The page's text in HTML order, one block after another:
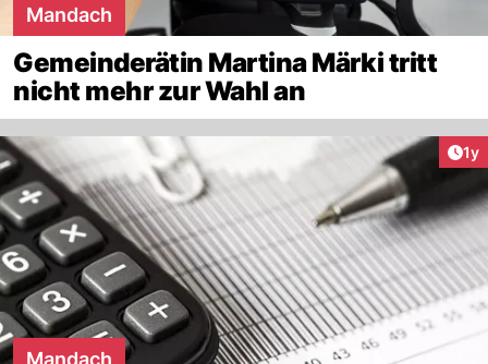
Mandach
Gemeinderätin Martina Märki tritt
nicht mehr zur Wahl an
1y
Mandach